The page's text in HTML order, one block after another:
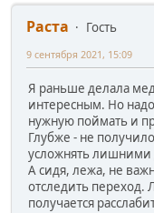
Раста
Гость
9 сентября 2021, 15:09
Я раньше делала
интересным. Но
нужную поймать и
Глубже - не
усложнять лишними
А сидя, лежа, не
отследить переход.
получается